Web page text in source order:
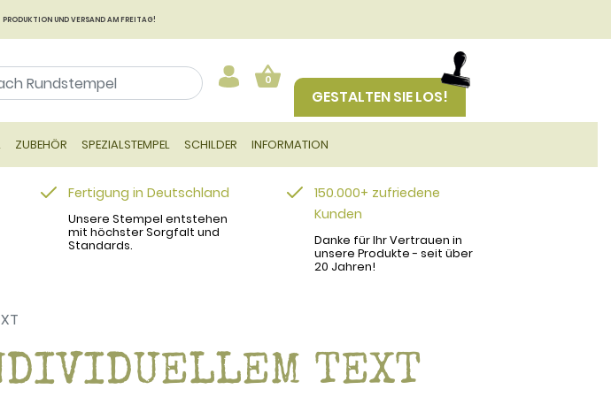
PRODUKTION UND VERSAND AM FREITAG!
0
GESTALTEN SIE LOS!
ZUBEHÖR SPEZIALSTEMPEL SCHILDER INFORMATION
Fertigung in Deutschland
Unsere Stempel entstehen
mit höchster Sorgfalt und
Standards.
150.000+ zufriedene
Kunden
Danke für Ihr Vertrauen in
unsere Produkte - seit über
20 Jahren!
TEXT